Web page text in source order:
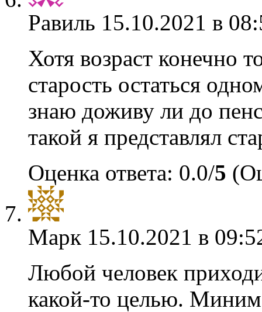
Равиль 15.10.2021 в
Хотя возраст конечно
старость остаться
знаю доживу ли до
такой я представлял
Оценка ответа: 0.0/5
Марк 15.10.2021 в
Любой человек
какой-то целью.